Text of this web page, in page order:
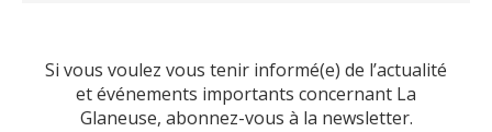
Si vous voulez vous tenir informé(e) de l’actualité
et événements importants concernant La
Glaneuse, abonnez-vous à la newsletter.